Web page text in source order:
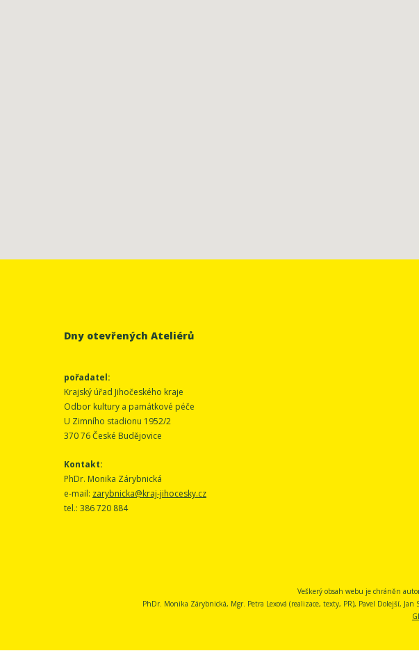
Dny otevřených Ateliérů
pořadatel:
Krajský úřad Jihočeského kraje
Odbor kultury a památkové péče
U Zimního stadionu 1952/2
370 76 České Budějovice
Kontakt:
PhDr. Monika Zárybnická
e-mail: zarybnicka@kraj-jihocesky.cz
tel.: 386 720 884
Veškerý obsah webu je chráněn
PhDr. Monika Zárybnická, Mgr. Petra Lexová (realizace, texty, PR), Pavel Dolejší,